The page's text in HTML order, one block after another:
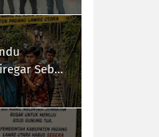
Sebut